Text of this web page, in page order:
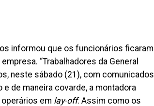
informou que os funcionários ficaram
“Trabalhadores da General
neste sábado (21), com comunicados
de maneira covarde, a montadora
em lay-off. Assim como os